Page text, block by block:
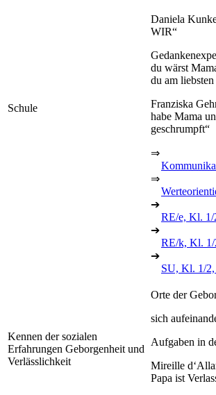
Schule
Daniela
WIR“
du wärst
du am
Franziska
habe Mama
geschrumpft“
⇒
⇒
➔
RE/e, Kl. 1/
➔
RE/k, Kl. 1/
➔
SU, Kl. 1/
Kennen der sozialen
Erfahrungen Geborgenheit und
Verlässlichkeit
Orte der
sich
Aufgaben in
Mireille
Papa ist